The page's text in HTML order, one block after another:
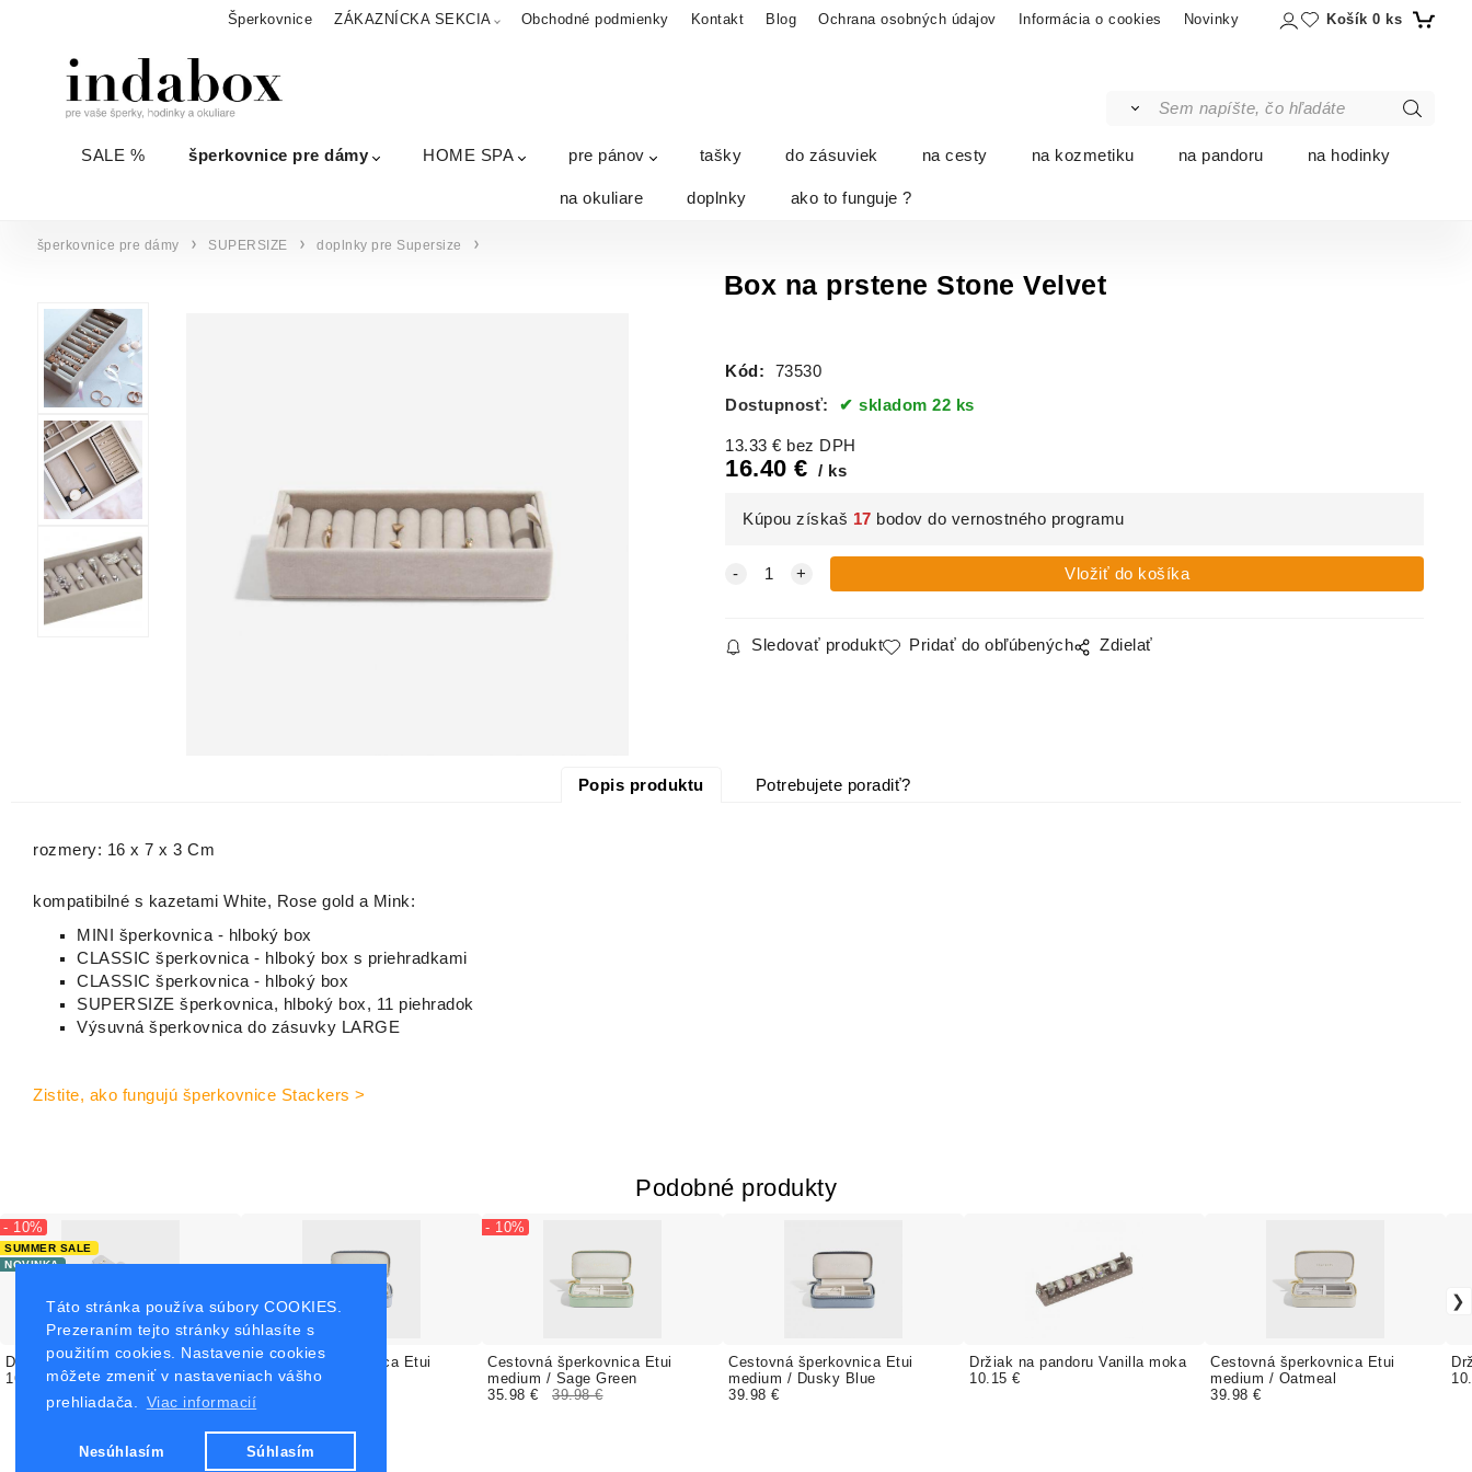
Táto stránka používa súbory COOKIES.
Prezeraním tejto stránky súhlasíte s
použitím cookies. Nastavenie cookies
môžete zmeniť v nastaveniach vášho
prehliadača.
Viac informacií
Nesúhlasím Súhlasím
Šperkovnice ZÁKAZNÍCKA SEKCIA Obchodné podmienky Kontakt Blog Ochrana osobných údajov Informácia o cookies Novinky Košík 0 ks
SALE % šperkovnice pre dámy HOME SPA pre pánov tašky do zásuviek na cesty na kozmetiku na pandoru na hodinky
na okuliare doplnky ako to funguje ?
šperkovnice pre dámy SUPERSIZE doplnky pre Supersize
Box na prstene Stone Velvet
Kód:
73530
Dostupnosť:
skladom 22 ks
13.33 € bez DPH
16.40 € ks
Kúpou získaš 17 bodov do vernostného programu
Sledovať produkt Pridať do obľúbených Zdielať
Popis produktu Potrebujete poradiť?
rozmery: 16 x 7 x 3 Cm
kompatibilné s kazetami White, Rose gold a Mink:
MINI šperkovnica - hlboký box
CLASSIC šperkovnica - hlboký box s priehradkami
CLASSIC šperkovnica - hlboký box
SUPERSIZE šperkovnica, hlboký box, 11 piehradok
Výsuvná šperkovnica do zásuvky LARGE
Zistite, ako fungujú šperkovnice Stackers >
Podobné produkty
Držiak na náušnice set 3 ks
SUMMER SALE
NOVINKA
- 10%
16.61 € 18.45 €
Cestovná šperkovnica Etui
medium / Levander
39.98 €
Cestovná šperkovnica Etui
medium / Sage Green
- 10%
35.98 € 39.98 €
Cestovná šperkovnica Etui
medium / Dusky Blue
39.98 €
Držiak na pandoru Vanilla moka
10.15 €
Cestovná šperkovnica Etui
medium / Oatmeal
39.98 €